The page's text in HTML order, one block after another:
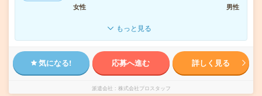
女性
男性
もっと見る
気になる! 応募へ進む 詳しく見る
派遣会社 株式会社プロスタッフ